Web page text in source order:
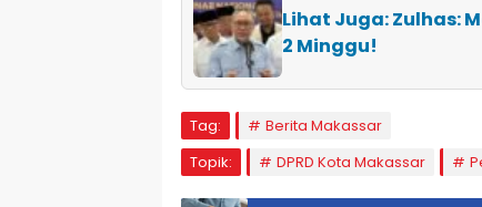
Lihat Juga: Zulhas:
2 Minggu!
Tag:
Berita Makassar
Topik:
DPRD Kota Makassar